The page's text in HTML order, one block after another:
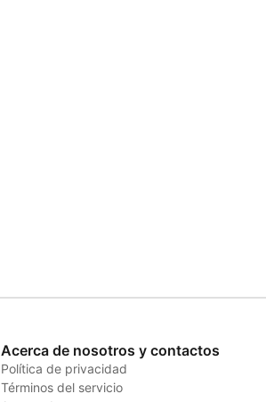
Acerca de nosotros y contactos
Política de privacidad
Términos del servicio